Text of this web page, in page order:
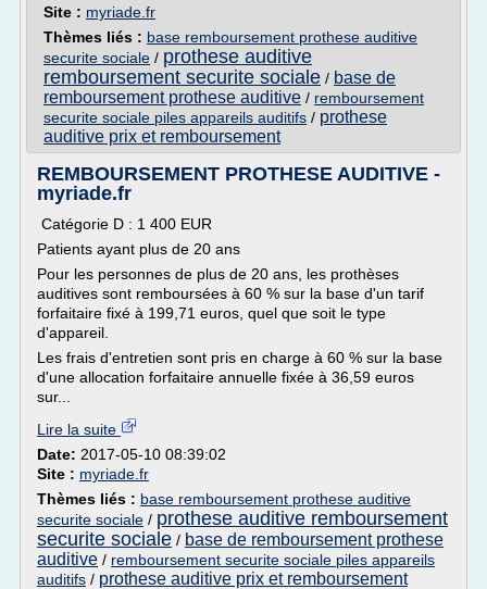
Site : myriade.fr
Thèmes liés : base remboursement prothese auditive
securite sociale / prothese auditive
remboursement securite sociale / base de
remboursement prothese auditive / remboursement
securite sociale piles appareils auditifs / prothese
auditive prix et remboursement
REMBOURSEMENT PROTHESE AUDITIVE -
myriade.fr
Catégorie D : 1 400 EUR
Patients ayant plus de 20 ans
Pour les personnes de plus de 20 ans, les prothèses
auditives sont remboursées à 60 % sur la base d'un tarif
forfaitaire fixé à 199,71 euros, quel que soit le type
d'appareil.
Les frais d'entretien sont pris en charge à 60 % sur la base
d'une allocation forfaitaire annuelle fixée à 36,59 euros
sur...
Lire la suite
Date: 2017-05-10 08:39:02
Site : myriade.fr
Thèmes liés : base remboursement prothese auditive
securite sociale / prothese auditive remboursement
securite sociale / base de remboursement prothese
auditive / remboursement securite sociale piles appareils
auditifs / prothese auditive prix et remboursement